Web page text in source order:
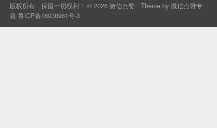
版权所有，保留一切权利！ © 2026 微信点赞 Theme by 微信点赞专
题 鲁ICP备16030961号-3